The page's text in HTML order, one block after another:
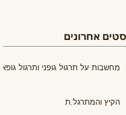
אחרונים
מחשבות על תרגול גופני ותרגול גופאני
הקיץ והמתרגל.ת